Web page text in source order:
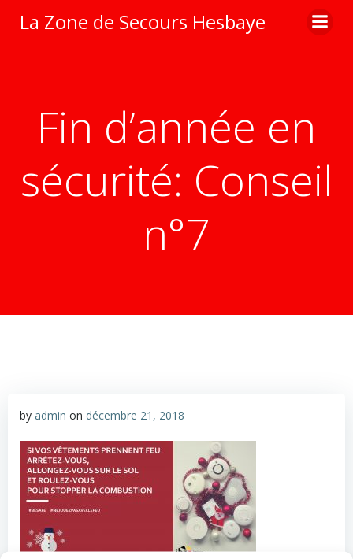
au
La Zone de Secours Hesbaye
Fin d’année en
sécurité: Conseil
n°7
by admin on décembre 21, 2018